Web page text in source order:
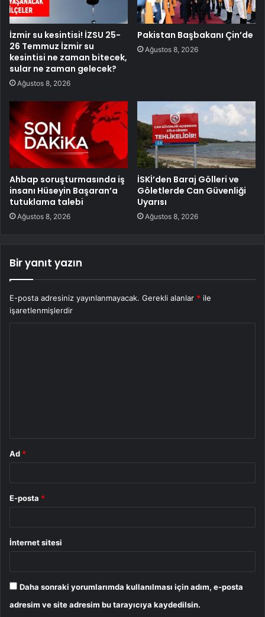
İzmir su kesintisi! İZSU 25-
26 Temmuz İzmir su
kesintisi ne zaman bitecek,
sular ne zaman gelecek?
Ağustos 8, 2026
Pakistan Başbakanı Çin’de
Ağustos 8, 2026
Ahbap soruşturmasında iş
insanı Hüseyin Başaran’a
tutuklama talebi
Ağustos 8, 2026
İSKİ’den Baraj Gölleri ve
Göletlerde Can Güvenliği
Uyarısı
Ağustos 8, 2026
Bir yanıt yazın
E-posta adresiniz yayınlanmayacak. Gerekli alanlar * ile
işaretlenmişlerdir
Ad *
E-posta *
İnternet sitesi
Daha sonraki yorumlarımda kullanılması için adım, e-posta
adresim ve site adresim bu tarayıcıya kaydedilsin.